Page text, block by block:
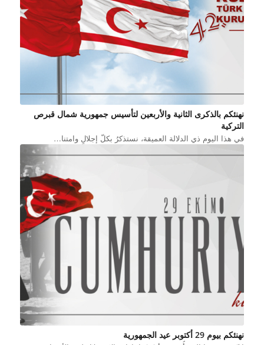
نهنئكم بالذكرى الثانية والأربعين لتأسيس جمهورية شمال قبرص
التركية
في هذا اليوم ذي الدلالة العميقة، نستذكرُ بكلّ إجلالٍ وامتنا…
نهنئكم بيوم 29 أكتوبر عيد الجمهورية